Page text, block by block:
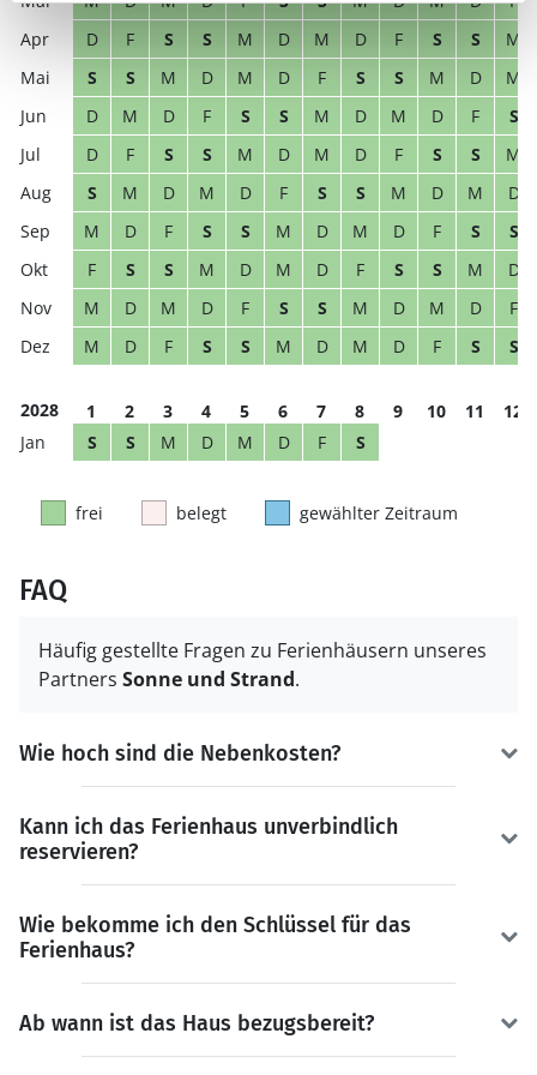
D
F S S M D M D F S S
M
S
S M D M D F S S M D
M
D
M D F S S M D M D F
S
D
F S S M D M D F S S
M
S
M D M D F S S M D M
D
M
D F S S M D M D F S
S
F
S S M D M D F S S M
D
M
D M D F S S M D M D
F
M
D F S S M D M D F S S
2028 1 2 3 4 5 6 7 8 9 10 11
12
S
S M D M D F S
frei belegt gewählter Zeitraum
FAQ
Häufig gestellte Fragen zu Ferienhäusern unseres
Partners Sonne und Strand.
Wie hoch sind die Nebenkosten?
Kann ich das Ferienhaus unverbindlich
reservieren?
Wie bekomme ich den Schlüssel für das
Ferienhaus?
Ab wann ist das Haus bezugsbereit?